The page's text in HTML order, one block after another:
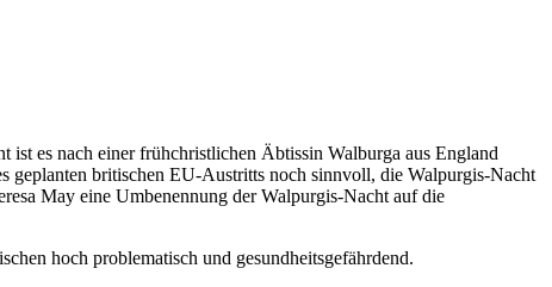
es nach einer frühchristlichen Äbtissin Walburga aus England
geplanten britischen EU-Austritts noch sinnvoll, die Walpurgis-Nacht
May eine Umbenennung der Walpurgis-Nacht auf die
hoch problematisch und gesundheitsgefährdend.